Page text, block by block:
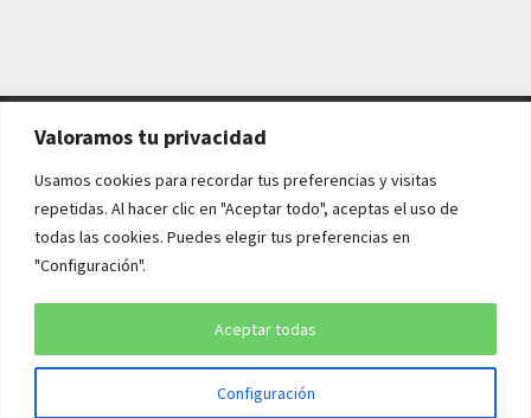
Valoramos tu privacidad
Usamos cookies para recordar tus preferencias y visitas
repetidas. Al hacer clic en "Aceptar todo", aceptas el uso de
todas las cookies. Puedes elegir tus preferencias en
"Configuración".
Configuración
Aceptar todas
AVISO LEGAL Y POLÍTICAS
Aviso legal
Política de cookies